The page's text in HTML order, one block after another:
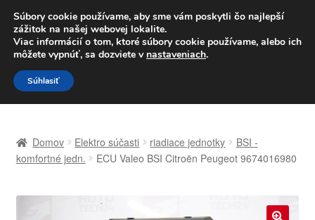
DOPRAVA od 6 EUR
Po–Pi 09:00–16:00 233 221 276
Preskočiť
na
navigáciu
Preskočiť
na
obsah
Celosvetová preprava
Domov Elektro súčasti riadiace jednotky
BSI -
komfortné jedn.
ECU Valeo BSI Citroën Peugeot 9674016980
Súbory cookie používame, aby sme vám poskytli čo najlepší
zážitok na našej webovej lokalite.
Viac informácií o tom, ktoré súbory cookie používame, alebo ich
môžete vypnúť, sa dozviete v nastaveniach.
Súhlasiť